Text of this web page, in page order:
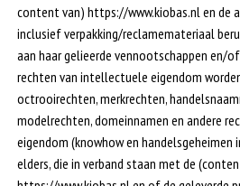
content van) https://www.kiobas.nl en de
inclusief verpakking/reclamemateriaal
aan haar gelieerde vennootschappen en/
rechten van intellectuele eigendom
octrooirechten, merkrechten,
modelrechten, domeinnamen en andere
eigendom (knowhow en handelsgeheimen
elders, die in verband staan met de